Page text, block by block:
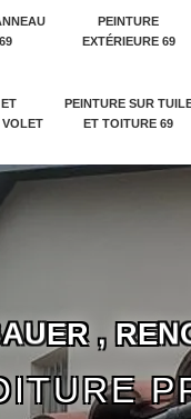
PEINTURE
EXTÉRIEURE 69
VOLET
PEINTURE SUR
ET TOITURE 69
AUER , REN